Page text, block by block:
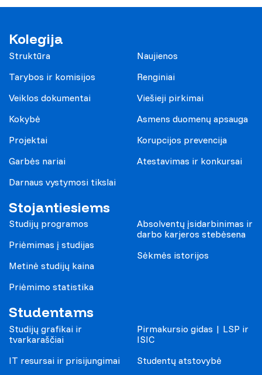
Kolegija
Struktūra
Tarybos ir komisijos
Veiklos dokumentai
Kokybė
Projektai
Garbės nariai
Darnaus vystymosi tikslai
Naujienos
Renginiai
Viešieji pirkimai
Asmens duomenų apsauga
Korupcijos prevencija
Atestavimas ir konkursai
Stojantiesiems
Studijų programos
Priėmimas į studijas
Metinė studijų kaina
Priėmimo statistika
Absolventų įsidarbinimas ir
darbo karjeros stebėsena
Sėkmės istorijos
Studentams
Studijų grafikai ir
tvarkaraščiai
IT resursai ir prisijungimai
Pirmakursio gidas | LSP ir
ISIC
Studentų atstovybė